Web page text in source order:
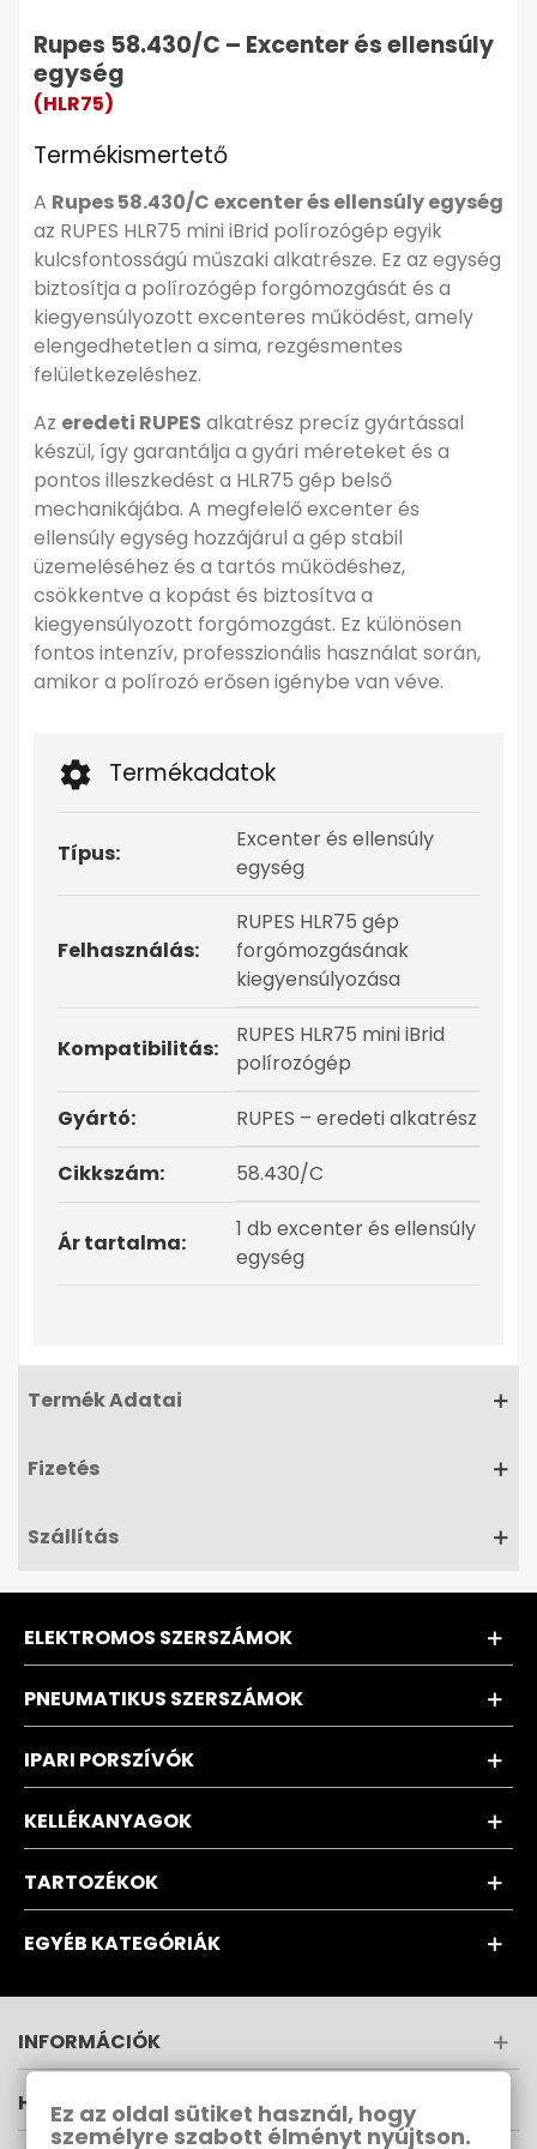
Rupes 58.430/C – Excenter és ellensúly
egység
(HLR75)
Termékismertető
A Rupes 58.430/C excenter és ellensúly egység
az RUPES HLR75 mini iBrid polírozógép egyik
kulcsfontosságú műszaki alkatrésze. Ez az egység
biztosítja a polírozógép forgómozgását és a
kiegyensúlyozott excenteres működést, amely
elengedhetetlen a sima, rezgésmentes
felületkezeléshez.
Az eredeti RUPES alkatrész precíz gyártással
készül, így garantálja a gyári méreteket és a
pontos illeszkedést a HLR75 gép belső
mechanikájába. A megfelelő excenter és
ellensúly egység hozzájárul a gép stabil
üzemeléséhez és a tartós működéshez,
csökkentve a kopást és biztosítva a
kiegyensúlyozott forgómozgást. Ez különösen
fontos intenzív, professzionális használat során,
amikor a polírozó erősen igénybe van véve.
Termékadatok
Típus:
Excenter és ellensúly
egység
Felhasználás:
RUPES HLR75 gép
forgómozgásának
kiegyensúlyozása
Kompatibilitás:
RUPES HLR75 mini iBrid
polírozógép
Gyártó:
RUPES – eredeti alkatrész
Cikkszám:
58.430/C
Ár tartalma:
1 db excenter és ellensúly
egység
Termék Adatai
Fizetés
Szállítás
ELEKTROMOS SZERSZÁMOK
PNEUMATIKUS SZERSZÁMOK
IPARI PORSZÍVÓK
KELLÉKANYAGOK
TARTOZÉKOK
EGYÉB KATEGÓRIÁK
INFORMÁCIÓK
HÍRLEVÉL
Ez az oldal sütiket használ, hogy
személyre szabott élményt nyújtson.